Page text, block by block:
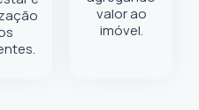
valor ao
imóvel.